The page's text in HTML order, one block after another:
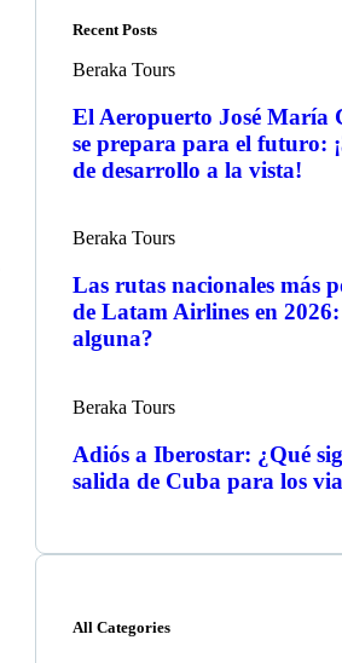
Recent Posts
Beraka Tours
El Aeropuerto José María
se prepara para el futuro:
de desarrollo a la vista!
Beraka Tours
Las rutas nacionales más
de Latam Airlines en
alguna?
Beraka Tours
Adiós a Iberostar: ¿Qué
salida de Cuba para los
All Categories